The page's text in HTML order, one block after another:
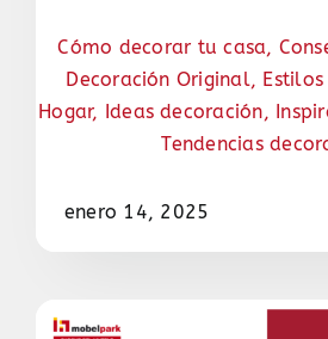
Cómo decorar tu casa,
Decoración Original,
Hogar, Ideas decoración,
Tendencias
enero 14, 2025